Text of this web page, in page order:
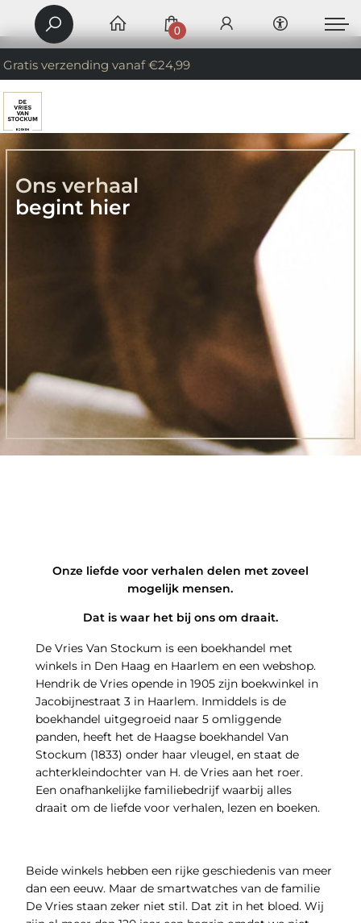
Gratis verzending vanaf €24,99
0
Ons verhaal
begint hier
Onze liefde voor verhalen delen met zoveel
mogelijk mensen.
Dat is waar het bij ons om draait.
De Vries Van Stockum is een boekhandel met
winkels in Den Haag en Haarlem en een webshop.
Hendrik de Vries opende in 1905 zijn boekwinkel in
Jacobijnestraat 3 in Haarlem. Inmiddels is de
boekhandel uitgegroeid naar 5 omliggende
panden, heeft het de Haagse boekhandel Van
Stockum (1833) onder haar vleugel, en staat de
achterkleindochter van H. de Vries aan het roer.
Een onafhankelijke familiebedrijf waarbij alles
draait om de liefde voor verhalen, lezen en boeken.
Beide winkels hebben een rijke geschiedenis van meer
dan een eeuw. Maar de smartwatches van de familie
De Vries staan zeker niet stil. Dat zit in het bloed. Wij